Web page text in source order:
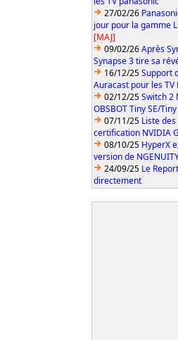
27/02/26
jour pour la gamme
[MAJ]
09/02/26Après
Synapse 3 tire sa
16/12/25Support
Auracast pour les
02/12/25Switch 2
OBSBOT Tiny SE/
07/11/25 Liste
certification NVIDIA
08/10/25 HyperX
version de
24/09/25 Le
directement